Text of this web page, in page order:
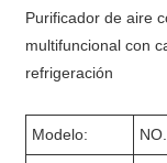
Purificador de aire
multifuncional con
refrigeración
Modelo: